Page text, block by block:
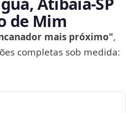
de Mim
mais próximo",
completas sob medida: